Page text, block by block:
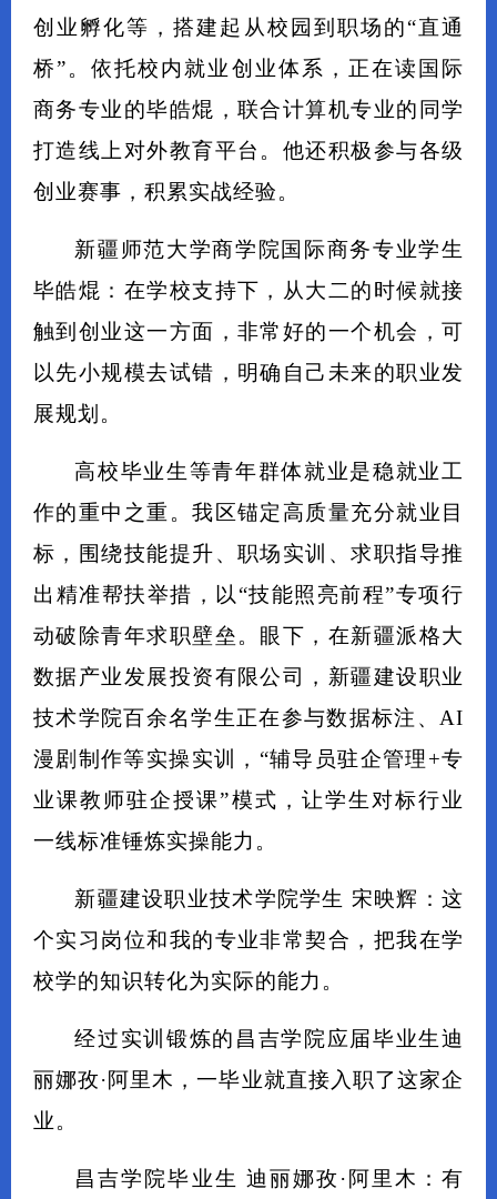
创业孵化等，搭建起从校园到职场的“直通
桥”。依托校内就业创业体系，正在读国际
商务专业的毕皓焜，联合计算机专业的同学
打造线上对外教育平台。他还积极参与各级
创业赛事，积累实战经验。
新疆师范大学商学院国际商务专业学生
毕皓焜：在学校支持下，从大二的时候就接
触到创业这一方面，非常好的一个机会，可
以先小规模去试错，明确自己未来的职业发
展规划。
高校毕业生等青年群体就业是稳就业工
作的重中之重。我区锚定高质量充分就业目
标，围绕技能提升、职场实训、求职指导推
出精准帮扶举措，以“技能照亮前程”专项行
动破除青年求职壁垒。眼下，在新疆派格大
数据产业发展投资有限公司，新疆建设职业
技术学院百余名学生正在参与数据标注、AI
漫剧制作等实操实训，“辅导员驻企管理+专
业课教师驻企授课”模式，让学生对标行业
一线标准锤炼实操能力。
新疆建设职业技术学院学生 宋映辉：这
个实习岗位和我的专业非常契合，把我在学
校学的知识转化为实际的能力。
经过实训锻炼的昌吉学院应届毕业生迪
丽娜孜·阿里木，一毕业就直接入职了这家企
业。
昌吉学院毕业生 迪丽娜孜·阿里木：有